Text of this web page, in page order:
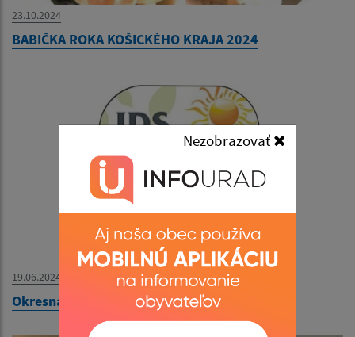
Nezobrazovať
23.10.2024
BABIČKA ROKA KOŠICKÉHO KRAJA 2024
19.06.2024
Okresná športová olympiáda JDS 2024